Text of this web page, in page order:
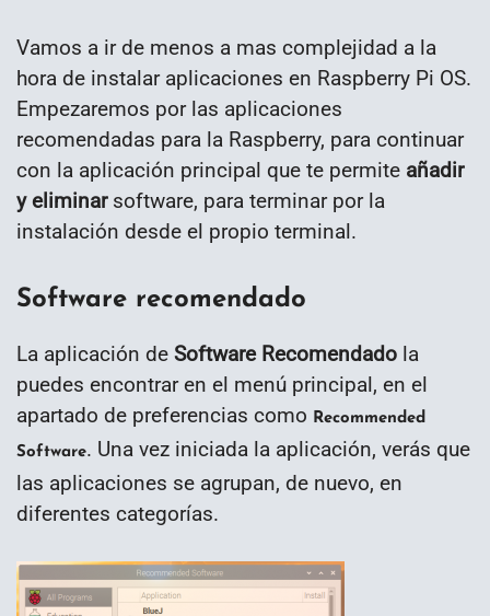
Vamos a ir de menos a mas complejidad a la
hora de instalar aplicaciones en Raspberry Pi OS.
Empezaremos por las aplicaciones
recomendadas para la Raspberry, para continuar
con la aplicación principal que te permite añadir
y eliminarsoftware, para terminar por la
instalación desde el propio terminal.
Software recomendado
La aplicación de Software Recomendado la
puedes encontrar en el menú principal, en el
apartado de preferencias como Recommended
Software. Una vez iniciada la aplicación, verás que
las aplicaciones se agrupan, de nuevo, en
diferentes categorías.